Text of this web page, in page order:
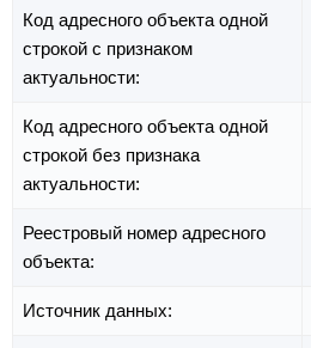
Код адресного объекта одной
строкой с признаком
актуальности:
Код адресного объекта одной
строкой без признака
актуальности:
Реестровый номер адресного
объекта:
Источник данных: